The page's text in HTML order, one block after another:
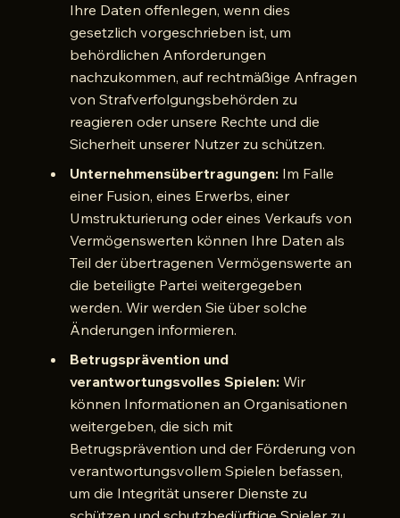
Ihre Daten offenlegen, wenn dies
gesetzlich vorgeschrieben ist, um
behördlichen Anforderungen
nachzukommen, auf rechtmäßige Anfragen
von Strafverfolgungsbehörden zu
reagieren oder unsere Rechte und die
Sicherheit unserer Nutzer zu schützen.
Unternehmensübertragungen: Im Falle
einer Fusion, eines Erwerbs, einer
Umstrukturierung oder eines Verkaufs von
Vermögenswerten können Ihre Daten als
Teil der übertragenen Vermögenswerte an
die beteiligte Partei weitergegeben
werden. Wir werden Sie über solche
Änderungen informieren.
Betrugsprävention und
verantwortungsvolles Spielen: Wir
können Informationen an Organisationen
weitergeben, die sich mit
Betrugsprävention und der Förderung von
verantwortungsvollem Spielen befassen,
um die Integrität unserer Dienste zu